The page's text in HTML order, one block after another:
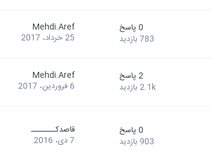
0 پاسخ
783 بازدید
Mehdi.Aref
25 خرداد، 2017
2 پاسخ
2.1k بازدید
Mehdi.Aref
6 فروردین، 2017
0 پاسخ
903 بازدید
قاصدکــــــــ
7 دی، 2016